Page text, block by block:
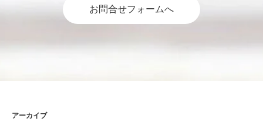
お問合せフォームへ
アーカイブ